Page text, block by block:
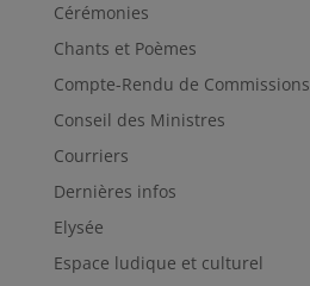
Cérémonies
Chants et Poèmes
Compte-Rendu de Commissions
Conseil des Ministres
Courriers
Dernières infos
Elysée
Espace ludique et culturel